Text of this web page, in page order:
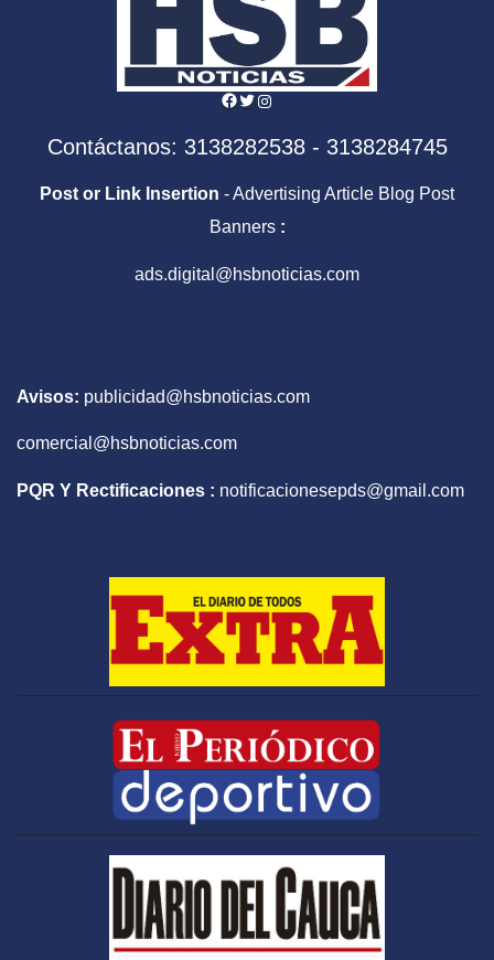
Facebook
Twitter
Instagram
Contáctanos: 3138282538 - 3138284745
Post or Link Insertion - Advertising Article Blog Post
Banners :
ads.digital@hsbnoticias.com
Avisos: publicidad@hsbnoticias.com
comercial@hsbnoticias.com
PQR Y Rectificaciones : notificacionesepds@gmail.com